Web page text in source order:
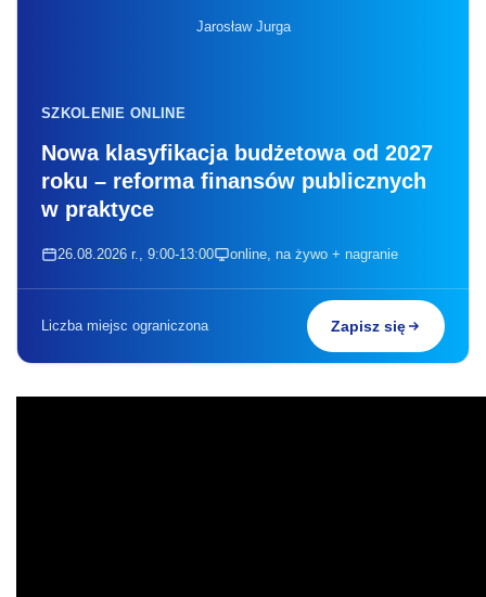
Jarosław Jurga
SZKOLENIE ONLINE
Nowa klasyfikacja budżetowa od 2027
roku – reforma finansów publicznych
w praktyce
26.08.2026 r., 9:00-13:00 online, na żywo + nagranie
Liczba miejsc ograniczona Zapisz się